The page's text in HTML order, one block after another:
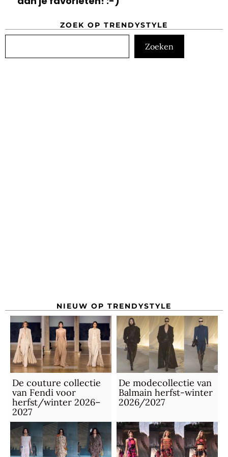
ZOEK OP TRENDYSTYLE
Zoeken
NIEUW OP TRENDYSTYLE
De couture collectie
van Fendi voor
herfst/winter 2026–
2027
De modecollectie van
Balmain herfst-winter
2026/2027